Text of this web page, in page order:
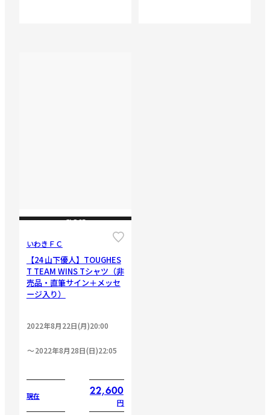
CLOSE
いわきＦＣ
【24 山下優人】TOUGHES
T TEAM WINS Tシャツ（非
売品・直筆サイン＋メッセ
ージ入り）
2022年8月22日(月)20:00
2022年8月28日(日)22:05
現在 22,600
円